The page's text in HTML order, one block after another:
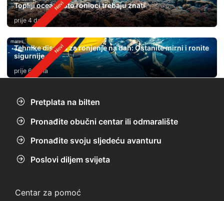
Topliji oceani: Što ronioci trebaju znati
prije 4 dana
mares
Tehnike disanja za ronjenje na dah: Ostanite mirni i ronite
sigurnije
prije 6 dana
Pretplata na bilten
Pronađite obučni centar ili odmaralište
Pronađite svoju sljedeću avanturu
Poslovi diljem svijeta
Centar za pomoć